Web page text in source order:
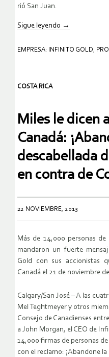
rió San Juan.
Sigue leyendo →
EMPRESA: INFINITO GOLD,
COSTA RICA
Miles le dicen
Canadá:
descabellada
en contra de
22 NOVIEMBRE, 2013
Más de 14,000 personas
mandaron un fuerte
Gold con sus accionistas
Canadá el 21 de noviembre
Calgary/San José – A las
Mel Teghtmeyer y otros
Consejo de Canadienses
a John Morgan, el CEO de
14,000 firmas de personas
con el reclamo: ¡Abandone